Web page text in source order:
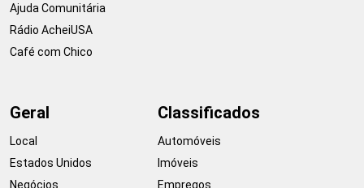
Ajuda Comunitária
Rádio AcheiUSA
Café com Chico
Geral
Local
Estados Unidos
Negócios
Classificados
Automóveis
Imóveis
Empregos